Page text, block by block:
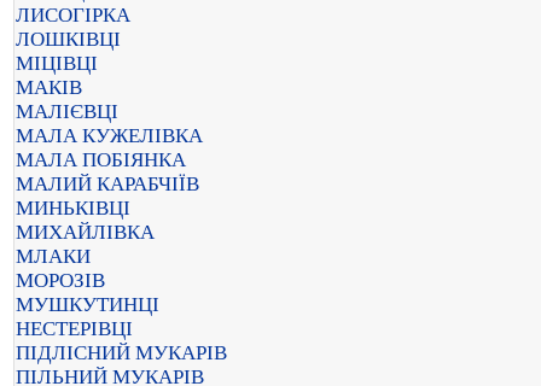
ЛИСОГІРКА
ЛОШКІВЦІ
МІЦІВЦІ
МАКІВ
МАЛІЄВЦІ
МАЛА КУЖЕЛІВКА
МАЛА ПОБІЯНКА
МАЛИЙ КАРАБЧІЇВ
МИНЬКІВЦІ
МИХАЙЛІВКА
МЛАКИ
МОРОЗІВ
МУШКУТИНЦІ
НЕСТЕРІВЦІ
ПІДЛІСНИЙ МУКАРІВ
ПІЛЬНИЙ МУКАРІВ